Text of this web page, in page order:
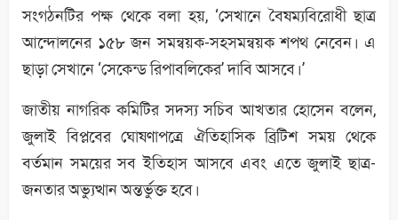
সংগঠনটির পক্ষ থেকে বলা হয়, ‘সেখানে বৈষম্যবিরোধী ছাত্র
আন্দোলনের ১৫৮ জন সমন্বয়ক-সহসমন্বয়ক শপথ নেবেন। এ
ছাড়া সেখানে ‘সেকেন্ড রিপাবলিকের’ দাবি আসবে।’
জাতীয় নাগরিক কমিটির সদস্য সচিব আখতার হোসেন বলেন,
জুলাই বিপ্লবের ঘোষণাপত্রে ঐতিহাসিক ব্রিটিশ সময় থেকে
বর্তমান সময়ের সব ইতিহাস আসবে এবং এতে জুলাই ছাত্র-
জনতার অভ্যুত্থান অন্তর্ভুক্ত হবে।